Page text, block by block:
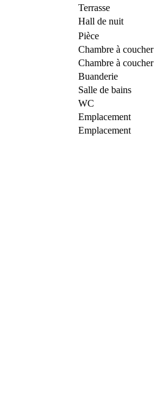
Terrasse
Hall de nuit
Pièce
Chambre à coucher
Chambre à coucher
Buanderie
Salle de bains
WC
Emplacement
Emplacement